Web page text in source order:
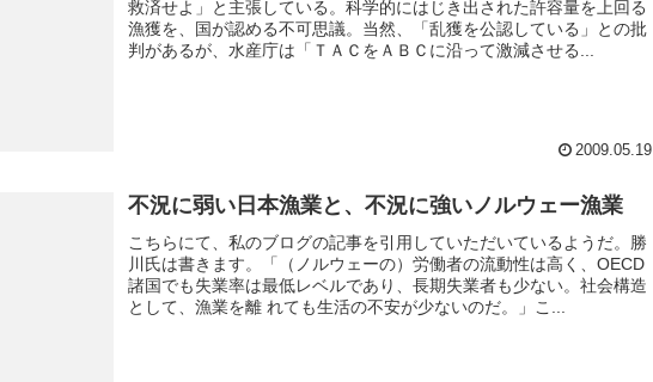
救済せよ」と主張している。科学的にはじき出された許容量を上回る
漁獲を、国が認める不可思議。当然、「乱獲を公認している」との批
判があるが、水産庁は「ＴＡＣをＡＢＣに沿って激減させる...
2009.05.19
不況に弱い日本漁業と、不況に強いノルウェー漁業
こちらにて、私のブログの記事を引用していただいているようだ。勝
川氏は書きます。「（ノルウェーの）労働者の流動性は高く、OECD
諸国でも失業率は最低レベルであり、長期失業者も少ない。社会構造
として、漁業を離 れても生活の不安が少ないのだ。」こ...